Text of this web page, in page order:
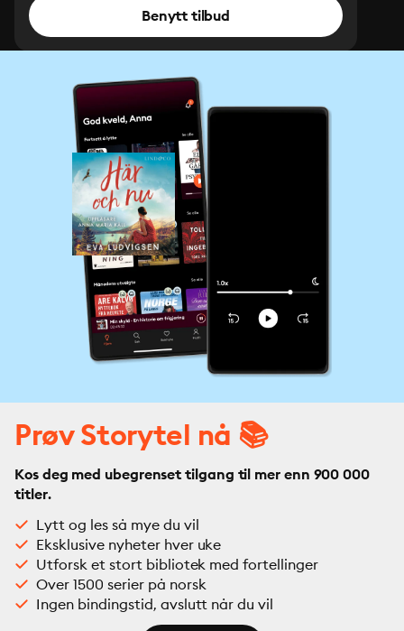
Benytt tilbud
Prøv Storytel nå 📚
Kos deg med ubegrenset tilgang til mer enn 900 000
titler.
Lytt og les så mye du vil
Eksklusive nyheter hver uke
Utforsk et stort bibliotek med fortellinger
Over 1500 serier på norsk
Ingen bindingstid, avslutt når du vil